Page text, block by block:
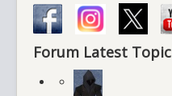
Forum Latest